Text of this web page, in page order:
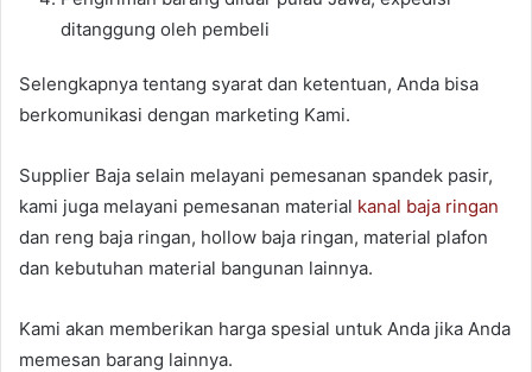
ditanggung oleh pembeli
Selengkapnya tentang syarat dan ketentuan, Anda bisa
berkomunikasi dengan marketing Kami.
Supplier Baja selain melayani pemesanan spandek pasir,
kami juga melayani pemesanan material kanal baja ringan
dan reng baja ringan, hollow baja ringan, material plafon
dan kebutuhan material bangunan lainnya.
Kami akan memberikan harga spesial untuk Anda jika Anda
memesan barang lainnya.